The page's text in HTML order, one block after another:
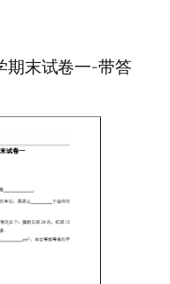
期末试卷一-带答